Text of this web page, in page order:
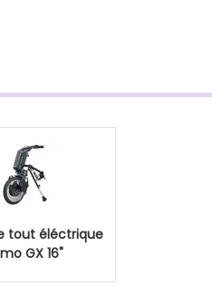
tout éléctrique
GX 16"